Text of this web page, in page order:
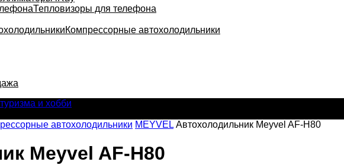
Тепловизоры для телефона
Компрессорные автохолодильники
и хобби
автохолодильники MEYVEL Автохолодильник Meyvel AF-H80
Meyvel AF-H80